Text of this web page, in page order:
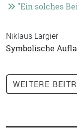
"Ein solches
Niklaus Largier
Symbolische
WEITERE